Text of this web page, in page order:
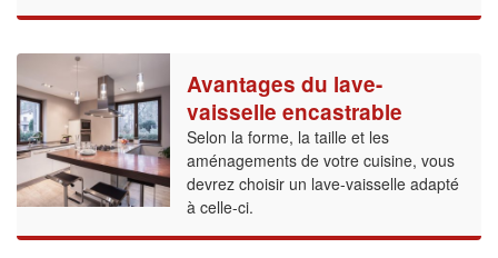
Avantages du lave-
vaisselle encastrable
Selon la forme, la taille et les
aménagements de votre cuisine, vous
devrez choisir un lave-vaisselle adapté
à celle-ci.